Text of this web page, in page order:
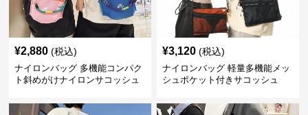
¥2,880 (税込)
ナイロンバッグ 多機能コンパク
ト斜めがけナイロンサコッシュ
¥3,120 (税込)
ナイロンバッグ 軽量多機能メッ
シュポケット付きサコッシュ